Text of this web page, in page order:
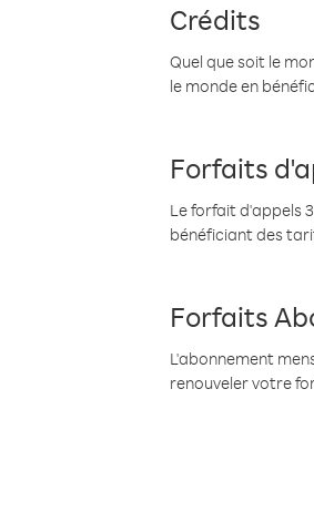
Crédits
Quel que soit le
le monde en
Forfaits
Le forfait d'appels
bénéficiant des
Forfaits
L'abonnement
renouveler votre